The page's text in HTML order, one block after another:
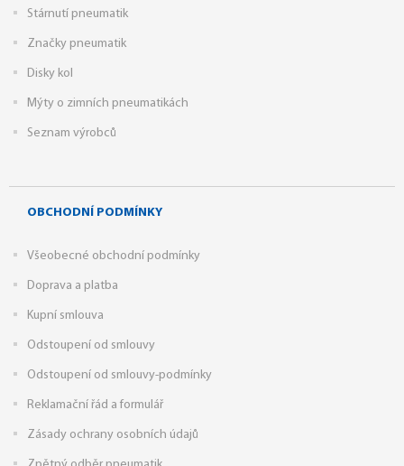
Stárnutí pneumatik
Značky pneumatik
Disky kol
Mýty o zimních pneumatikách
Seznam výrobců
OBCHODNÍ PODMÍNKY
Všeobecné obchodní podmínky
Doprava a platba
Kupní smlouva
Odstoupení od smlouvy
Odstoupení od smlouvy-podmínky
Reklamační řád a formulář
Zásady ochrany osobních údajů